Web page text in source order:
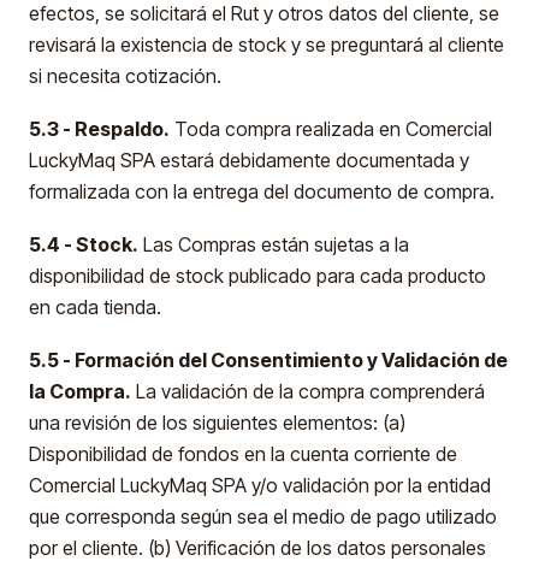
efectos, se solicitará el Rut y otros datos del cliente, se
revisará la existencia de stock y se preguntará al cliente
si necesita cotización.
5.3 - Respaldo. Toda compra realizada en Comercial
LuckyMaq SPA estará debidamente documentada y
formalizada con la entrega del documento de compra.
5.4 - Stock. Las Compras están sujetas a la
disponibilidad de stock publicado para cada producto
en cada tienda.
5.5 - Formación del Consentimiento y Validación de
la Compra. La validación de la compra comprenderá
una revisión de los siguientes elementos: (a)
Disponibilidad de fondos en la cuenta corriente de
Comercial LuckyMaq SPA y/o validación por la entidad
que corresponda según sea el medio de pago utilizado
por el cliente. (b) Verificación de los datos personales